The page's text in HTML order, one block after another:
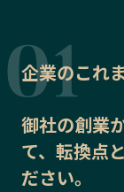
イベント
地域豆知識
Sporkle
「人」
企業のこれ
御社の創業
て、転換点
ださい。